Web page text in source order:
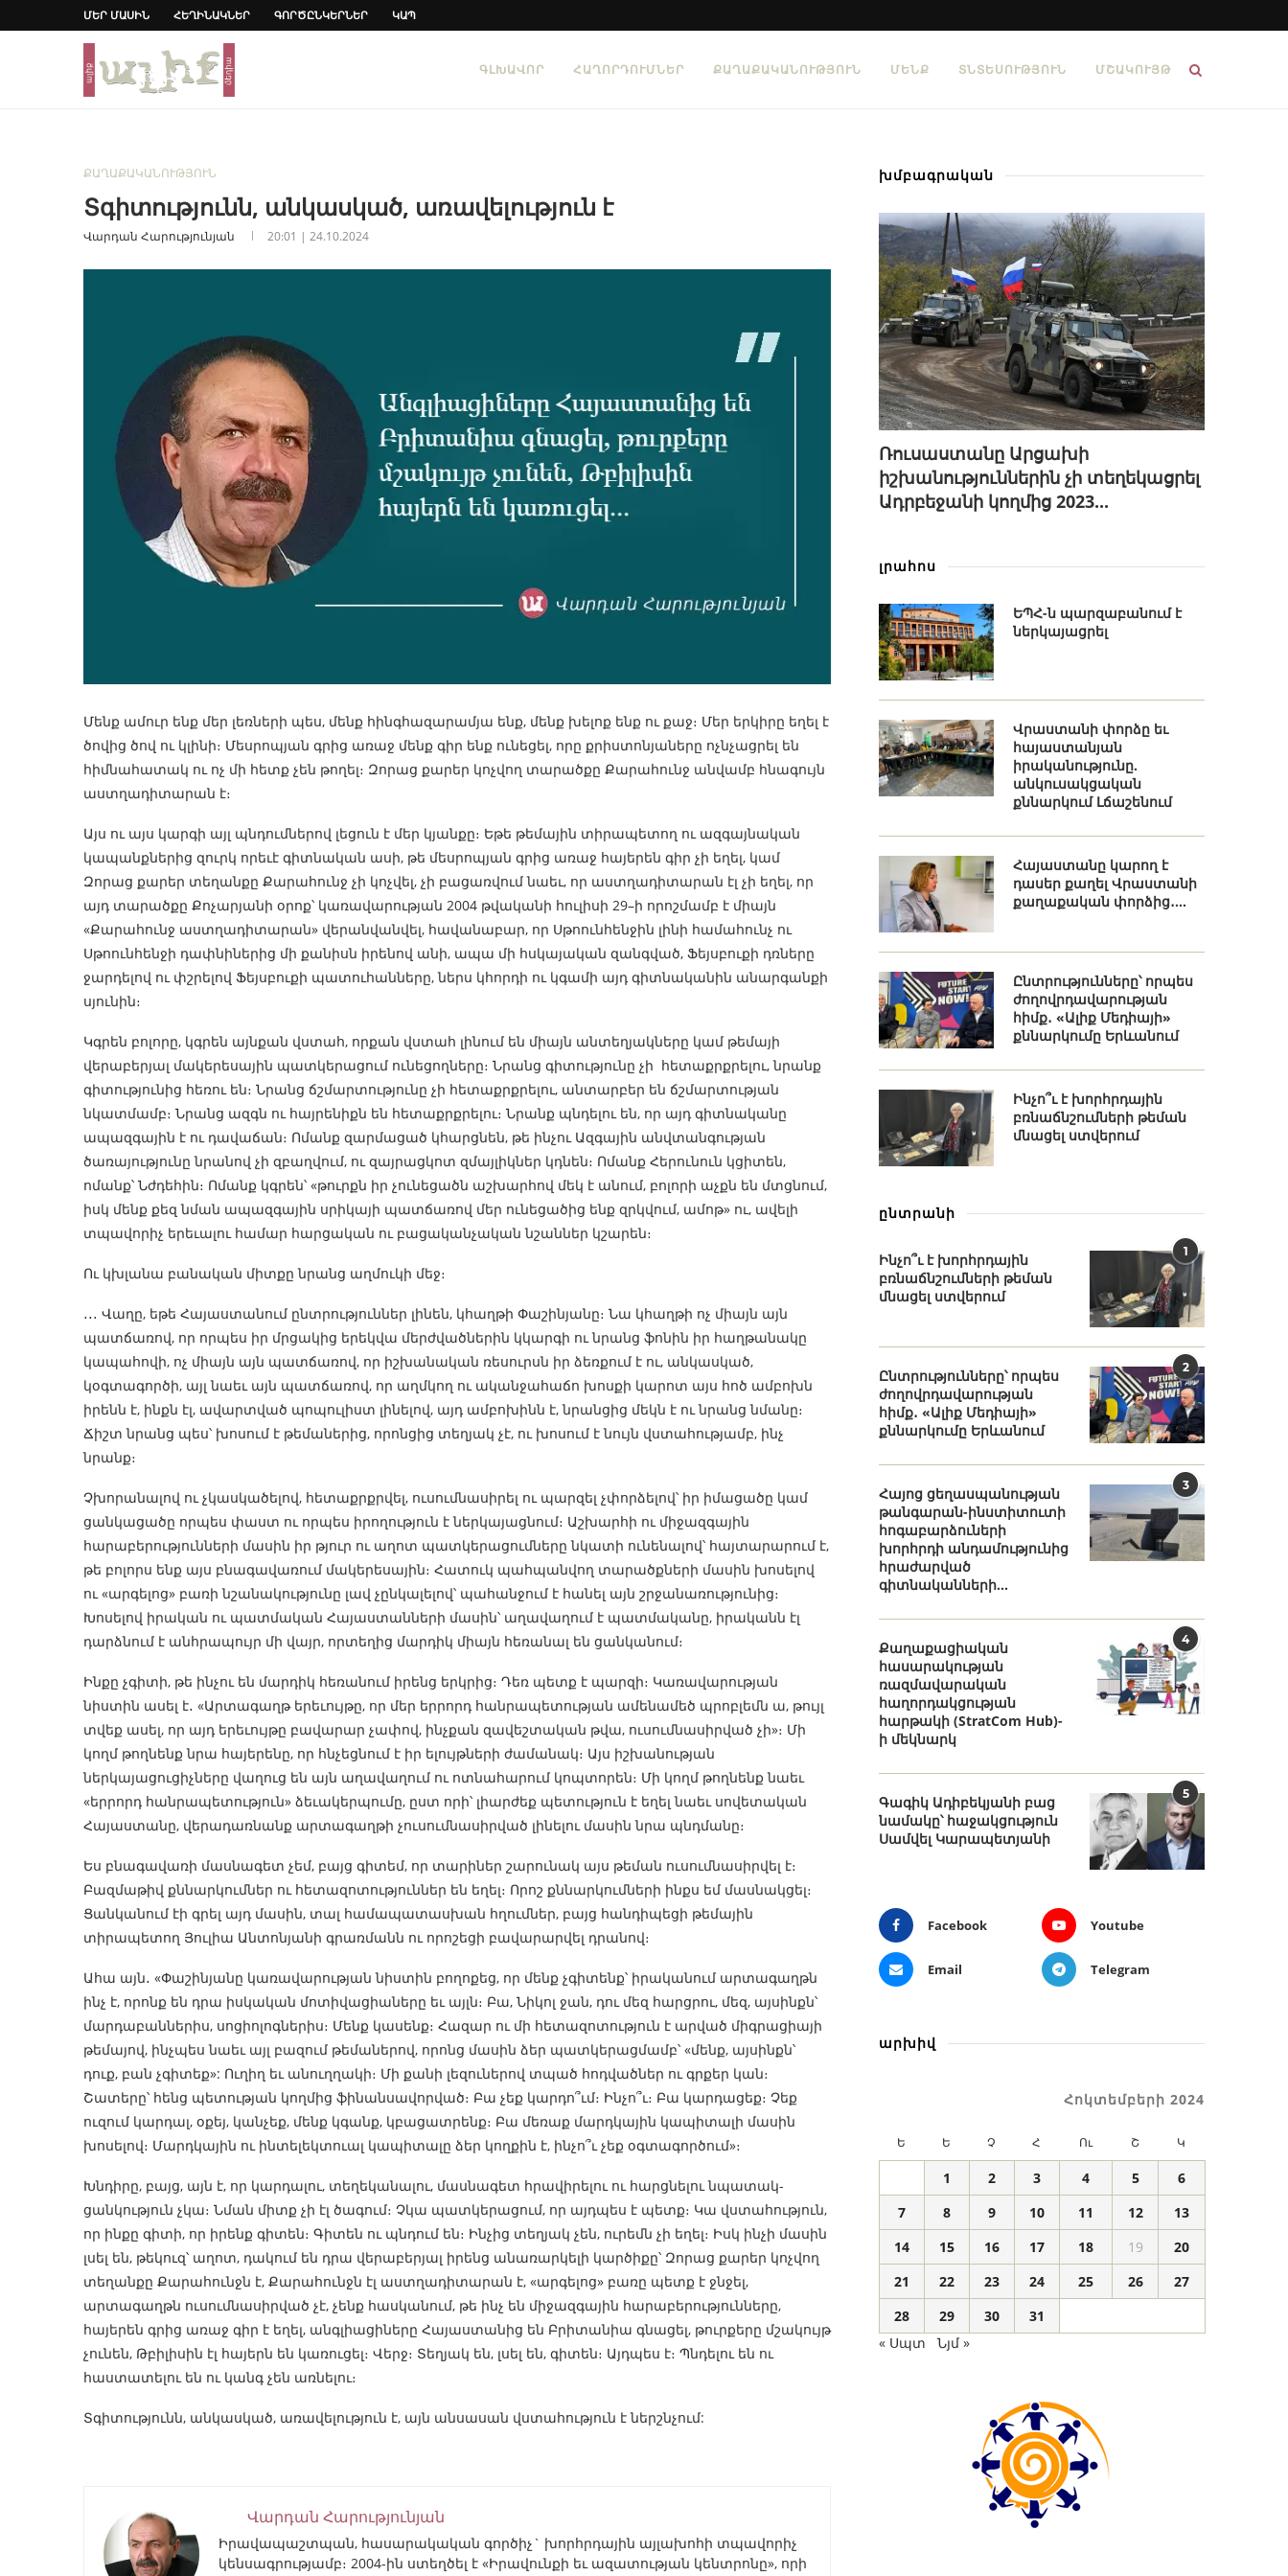
ՄԵՐ ՄԱՍԻՆ ՀԵՂԻՆԱԿՆԵՐ ԳՈՐԾԸՆԿԵՐՆԵՐ ԿԱՊ
ԳԼԽԱՎՈՐ ՀԱՂՈՐԴՈՒՄՆԵՐ ՔԱՂԱՔԱԿԱՆՈՒԹՅՈՒՆ ՄԵՆՔ ՏՆՏԵՍՈՒԹՅՈՒՆ ՄՇԱԿՈՒՅԹ
ՔԱՂԱՔԱԿԱՆՈՒԹՅՈՒՆ
Տգիտությունն, անկասկած, առավելություն է
Վարդան Հարությունյան 20:01 | 24.10.2024
Մենք ամուր ենք մեր լեռների պես, մենք հինգհազարամյա ենք, մենք խելոք ենք ու քաջ։ Մեր երկիրը եղել է
ծովից ծով ու կլինի։ Մեսրոպյան գրից առաջ մենք գիր ենք ունեցել, որը քրիստոնյաները ոչնչացրել են
հիմնահատակ ու ոչ մի հետք չեն թողել։ Զորաց քարեր կոչվող տարածքը Քարահունջ անվամբ հնագույն
աստղադիտարան է։
Այս ու այս կարգի այլ պնդումներով լեցուն է մեր կյանքը։ Եթե թեմային տիրապետող ու ազգայնական
կապանքներից զուրկ որեւէ գիտնական ասի, թե մեսրոպյան գրից առաջ հայերեն գիր չի եղել, կամ
Զորաց քարեր տեղանքը Քարահունջ չի կոչվել, չի բացառվում նաեւ, որ աստղադիտարան էլ չի եղել, որ
այդ տարածքը Քոչարյանի օրոք՝ կառավարության 2004 թվականի հուլիսի 29–ի որոշմամբ է միայն
«Քարահունջ աստղադիտարան» վերանվանվել, հավանաբար, որ Սթոունհենջին լինի համահունչ ու
Սթոունհենջի դափնիներից մի քանիսն իրենով անի, ապա մի հսկայական զանգված, Ֆեյսբուքի դռները
ջարդելով ու փշրելով Ֆեյսբուքի պատուհանները, ներս կհորդի ու կգամի այդ գիտնականին անարգանքի
սյունին։
Կգրեն բոլորը, կգրեն այնքան վստահ, որքան վստահ լինում են միայն անտեղյակները կամ թեմայի
վերաբերյալ մակերեսային պատկերացում ունեցողները։ Նրանց գիտությունը չի հետաքրքրելու, նրանք
գիտությունից հեռու են։ Նրանց ճշմարտությունը չի հետաքրքրելու, անտարբեր են ճշմարտության
նկատմամբ։ Նրանց ազգն ու հայրենիքն են հետաքրքրելու։ Նրանք պնդելու են, որ այդ գիտնականը
ապազգային է ու դավաճան։ Ոմանք զարմացած կհարցնեն, թե ինչու Ազգային անվտանգության
ծառայությունը նրանով չի զբաղվում, ու զայրացկոտ զմայլիկներ կդնեն։ Ոմանք Հերունուն կցիտեն,
ոմանք՝ Նժդեհին։ Ոմանք կգրեն՝ «թուրքն իր չունեցածն աշխարհով մեկ է անում, բոլորի աչքն են մտցնում,
իսկ մենք քեզ նման ապազգային սրիկայի պատճառով մեր ունեցածից ենք զրկվում, ամոթ» ու, ավելի
տպավորիչ երեւալու համար հարցական ու բացականչական նշաններ կշարեն։
Ու կխլանա բանական միտքը նրանց աղմուկի մեջ։
․․․ Վաղը, եթե Հայաստանում ընտրություններ լինեն, կհաղթի Փաշինյանը։ Նա կհաղթի ոչ միայն այն
պատճառով, որ որպես իր մրցակից երեկվա մերժվածներին կկարգի ու նրանց ֆոնին իր հաղթանակը
կապահովի, ոչ միայն այն պատճառով, որ իշխանական ռեսուրսն իր ձեռքում է ու, անկասկած,
կօգտագործի, այլ նաեւ այն պատճառով, որ աղմկող ու ականջահաճո խոսքի կարոտ այս հոծ ամբոխն
իրենն է, ինքն էլ, ավարտված պոպուլիստ լինելով, այդ ամբոխինն է, նրանցից մեկն է ու նրանց նմանը։
Ճիշտ նրանց պես՝ խոսում է թեմաներից, որոնցից տեղյակ չէ, ու խոսում է նույն վստահությամբ, ինչ
նրանք։
Չխորանալով ու չկասկածելով, հետաքրքրվել, ուսումնասիրել ու պարզել չփորձելով՝ իր իմացածը կամ
ցանկացածը որպես փաստ ու որպես իրողություն է ներկայացնում։ Աշխարհի ու միջազգային
հարաբերությունների մասին իր թյուր ու աղոտ պատկերացումները նկատի ունենալով՝ հայտարարում է,
թե բոլորս ենք այս բնագավառում մակերեսային։ Հատուկ պահպանվող տարածքների մասին խոսելով
ու «արգելոց» բառի նշանակությունը լավ չընկալելով՝ պահանջում է հանել այն շրջանառությունից։
Խոսելով իրական ու պատմական Հայաստանների մասին՝ աղավաղում է պատմականը, իրականն էլ
դարձնում է անհրապույր մի վայր, որտեղից մարդիկ միայն հեռանալ են ցանկանում։
Ինքը չգիտի, թե ինչու են մարդիկ հեռանում իրենց երկրից։ Դեռ պետք է պարզի։ Կառավարության
նիստին ասել է․ «Արտագաղթ երեւույթը, որ մեր երրորդ հանրապետության ամենամեծ պրոբլեմն ա, թույլ
տվեք ասել, որ այդ երեւույթը բավարար չափով, ինչքան զավեշտական թվա, ուսումնասիրված չի»։ Մի
կողմ թողնենք նրա հայերենը, որ հնչեցնում է իր ելույթների ժամանակ։ Այս իշխանության
ներկայացուցիչները վաղուց են այն աղավաղում ու ոտնահարում կոպտորեն։ Մի կողմ թողնենք նաեւ
«երրորդ հանրապետություն» ձեւակերպումը, ըստ որի՝ լիարժեք պետություն է եղել նաեւ սովետական
Հայաստանը, վերադառնանք արտագաղթի չուսումնասիրված լինելու մասին նրա պնդմանը։
Ես բնագավառի մասնագետ չեմ, բայց գիտեմ, որ տարիներ շարունակ այս թեման ուսումնասիրվել է։
Բազմաթիվ քննարկումներ ու հետազոտություններ են եղել։ Որոշ քննարկումների ինքս եմ մասնակցել։
Ցանկանում էի գրել այդ մասին, տալ համապատասխան հղումներ, բայց հանդիպեցի թեմային
տիրապետող Յուլիա Անտոնյանի գրառմանն ու որոշեցի բավարարվել դրանով։
Ահա այն․ «Փաշինյանը կառավարության նիստին բողոքեց, որ մենք չգիտենք՝ իրականում արտագաղթն
ինչ է, որոնք են դրա իսկական մոտիվացիաները եւ այլն։ Բա, Նիկոլ ջան, դու մեզ հարցրու, մեզ, այսինքն՝
մարդաբաններիս, սոցիոլոգներիս։ Մենք կասենք։ Հազար ու մի հետազոտություն է արված միգրացիայի
թեմայով, ինչպես նաեւ այլ բազում թեմաներով, որոնց մասին ձեր պատկերացմամբ՝ «մենք, այսինքն՝
դուք, բան չգիտեք»: Ուղիղ եւ անուղղակի։ Մի քանի լեզուներով տպած հոդվածներ ու գրքեր կան։
Շատերը՝ հենց պետության կողմից ֆինանսավորված։ Բա չեք կարդո՞ւմ։ Ինչո՞ւ։ Բա կարդացեք։ Չեք
ուզում կարդալ, օքեյ, կանչեք, մենք կգանք, կբացատրենք։ Բա մեռաք մարդկային կապիտալի մասին
խոսելով։ Մարդկային ու ինտելեկտուալ կապիտալը ձեր կողքին է, ինչո՞ւ չեք օգտագործում»։
Խնդիրը, բայց, այն է, որ կարդալու, տեղեկանալու, մասնագետ հրավիրելու ու հարցնելու նպատակ-
ցանկություն չկա։ Նման միտք չի էլ ծագում։ Չկա պատկերացում, որ այդպես է պետք։ Կա վստահություն,
որ ինքը գիտի, որ իրենք գիտեն։ Գիտեն ու պնդում են։ Ինչից տեղյակ չեն, ուրեմն չի եղել։ Իսկ ինչի մասին
լսել են, թեկուզ՝ աղոտ, դակում են դրա վերաբերյալ իրենց անառարկելի կարծիքը՝ Զորաց քարեր կոչվող
տեղանքը Քարահունջն է, Քարահունջն էլ աստղադիտարան է, «արգելոց» բառը պետք է ջնջել,
արտագաղթն ուսումնասիրված չէ, չենք հասկանում, թե ինչ են միջազգային հարաբերությունները,
հայերեն գրից առաջ գիր է եղել, անգլիացիները Հայաստանից են Բրիտանիա գնացել, թուրքերը մշակույթ
չունեն, Թբիլիսին էլ հայերն են կառուցել։ Վերջ։ Տեղյակ են, լսել են, գիտեն։ Այդպես է։ Պնդելու են ու
հաստատելու են ու կանգ չեն առնելու։
Տգիտությունն, անկասկած, առավելություն է, այն անսասան վստահություն է ներշնչում:
Վարդան Հարությունյան
Իրավապաշտպան, հասարակական գործիչ` խորհրդային այլախոհի տպավորիչ
կենսագրությամբ։ 2004-ին ստեղծել է «Իրավունքի եւ ազատության կենտրոնը», որի
խմբագրական
Ռուսաստանը Արցախի
իշխանություններին չի տեղեկացրել
Ադրբեջանի կողմից 2023...
լրահոս
ԵՊՀ-ն պարզաբանում է
ներկայացրել
Վրաստանի փորձը եւ
հայաստանյան
իրականությունը.
անկուսակցական
քննարկում Լճաշենում
Հայաստանը կարող է
դասեր քաղել Վրաստանի
քաղաքական փորձից․...
Ընտրությունները՝ որպես
ժողովրդավարության
հիմք․ «Ալիք Մեդիայի»
քննարկումը Երևանում
Ինչո՞ւ է խորհրդային
բռնաճնշումների թեման
մնացել ստվերում
ընտրանի
1
Ինչո՞ւ է խորհրդային
բռնաճնշումների թեման
մնացել ստվերում
2
Ընտրությունները՝ որպես
ժողովրդավարության
հիմք․ «Ալիք Մեդիայի»
քննարկումը Երևանում
3
Հայոց ցեղասպանության
թանգարան-ինստիտուտի
հոգաբարձուների
խորհրդի անդամությունից
հրաժարված
գիտնականների...
4
Քաղաքացիական
հասարակության
ռազմավարական
հաղորդակցության
հարթակի (StratCom Hub)-
ի մեկնարկ
5
Գագիկ Ադիբեկյանի բաց
նամակը՝ հաջակցություն
Սամվել Կարապետյանի
Facebook Youtube
Email Telegram
արխիվ
Հոկտեմբերի 2024
Ե Ե Չ Հ Ու Շ Կ
1 2 3 4 5
6
7
8 9 10 11 12
13
14
15 16 17 18 19
20
21
22 23 24 25 26
27
28
29 30
31
« Սպտ
Նյմ »